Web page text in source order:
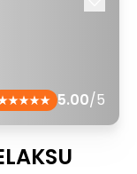
5.00/5